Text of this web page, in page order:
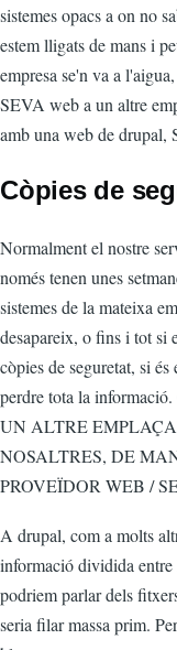
sistemes opacs a on no
estem lligats de mans i
empresa se'n va a
SEVA web a un altre
amb una web de
Còpies de
Normalment el nostre
només tenen unes
sistemes de la mateixa
desapareix, o fins i tot si
còpies de seguretat, si
perdre tota la
UN ALTRE
NOSALTRES, DE
PROVEÏDOR WEB /
A drupal, com a molts
informació dividida entre
podriem parlar dels
seria filar massa prim.